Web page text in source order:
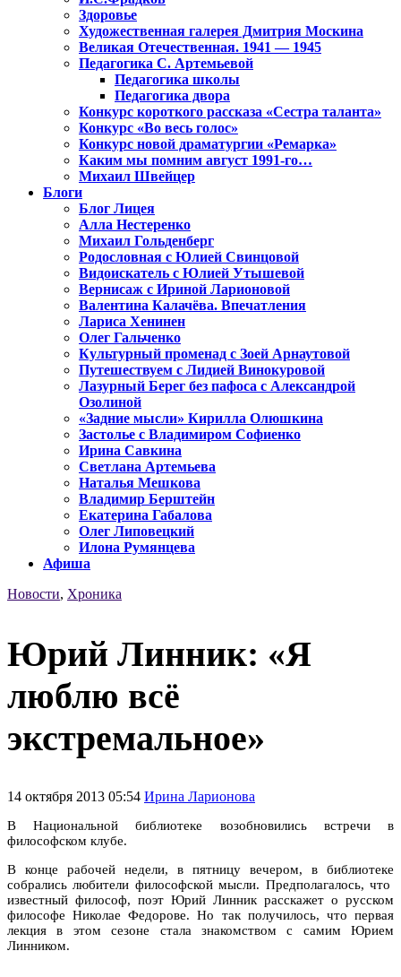
Здоровье
Художественная галерея Дмитрия Москина
Великая Отечественная. 1941 — 1945
Педагогика С. Артемьевой
Педагогика школы
Педагогика двора
Конкурс короткого рассказа «Сестра таланта»
Конкурс «Во весь голос»
Конкурс новой драматургии «Ремарка»
Каким мы помним август 1991-го…
Михаил Швейцер
Блоги
Блог Лицея
Алла Нестеренко
Михаил Гольденберг
Родословная с Юлией Свинцовой
Видоискатель с Юлией Утышевой
Вернисаж с Ириной Ларионовой
Валентина Калачёва. Впечатления
Лариса Хенинен
Олег Гальченко
Культурный променад с Зоей Арнаутовой
Путешествуем с Лидией Винокуровой
Лазурный Берег без пафоса с Александрой
Озолиной
«Задние мысли» Кирилла Олюшкина
Застолье с Владимиром Софиенко
Ирина Савкина
Светлана Артемьева
Наталья Мешкова
Владимир Берштейн
Екатерина Габалова
Олег Липовецкий
Илона Румянцева
Афиша
Новости, Хроника
Юрий Линник: «Я
люблю всё
экстремальное»
14 октября 2013 05:54 Ирина Ларионова
В Национальной библиотеке возобновились встречи в
философском клубе.
В конце рабочей недели, в пятницу вечером, в библиотеке
собрались любители философской мысли. Предполагалось, что
известный философ, поэт Юрий Линник расскажет о русском
философе Николае Федорове. Но так получилось, что первая
лекция в этом сезоне стала знакомством с самим Юрием
Линником.